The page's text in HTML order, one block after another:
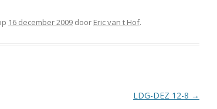
16 december 2009 door Eric van t Hof.
LDG-DEZ 12-8 →